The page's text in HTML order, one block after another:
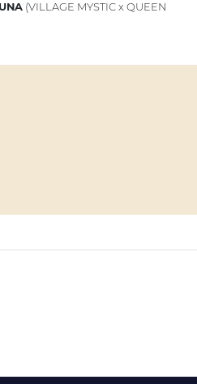
(VILLAGE MYSTIC x QUEEN